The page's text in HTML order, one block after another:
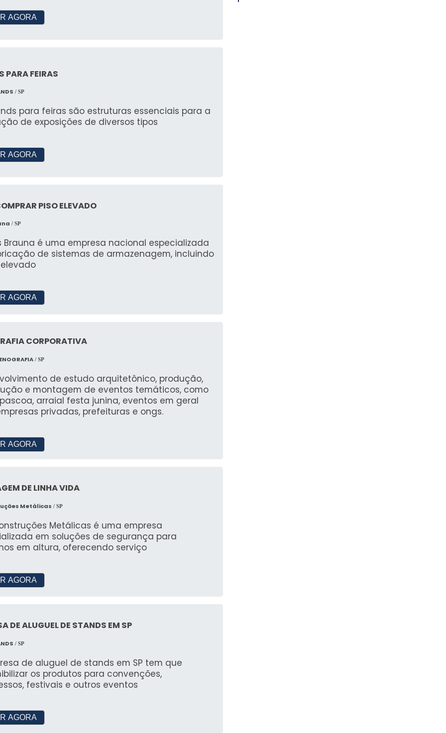
SOBRE CENOGRAFIA
da complexidade e tamanho do evento.
oferecem pacotes personalizados para atender a
por criar ambientes temáticos para eventos,
para transformar espaços.
SOBRE EMPRESAS DE
do Brasil?
no mercado brasileiro, conhecida por sua
de São Paulo?
Octarte, Monte Stands, entre outras, todas se
do projeto, mas empresas como JR Tendas
necessidades.
criação de ambientes temáticos para eventos,
experiências únicas.
AGORA
PARA FEIRAS
/ SP
para feiras são estruturas essenciais para a
de exposições de diversos tipos
AGORA
PISO ELEVADO
/ SP
Brauna é uma empresa nacional especializada
de sistemas de armazenagem, incluindo
AGORA
CORPORATIVA
/ SP
de estudo arquitetônico, produção,
e montagem de eventos temáticos, como
arraial festa junina, eventos em geral
privadas, prefeituras e ongs.
AGORA
DE LINHA VIDA
Metálicas / SP
Metálicas é uma empresa
em soluções de segurança para
em altura, oferecendo serviço
AGORA
DE ALUGUEL DE STANDS EM SP
/ SP
de aluguel de stands em SP tem que
os produtos para convenções,
festivais e outros eventos
AGORA